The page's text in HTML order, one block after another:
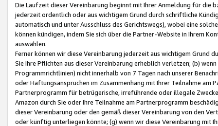
Die Laufzeit dieser Vereinbarung beginnt mit Ihrer Anmeldung für die
jederzeit ordentlich oder aus wichtigem Grund durch schriftliche
automatisch und unter Ausschluss des Gerichtswegs), wobei eine
können kündigen, indem Sie sich über die Partner-Website in Ihrem
auswählen.
Ferner können wir diese Vereinbarung jederzeit aus wichtigem Grund
Sie Ihre Pflichten aus dieser Vereinbarung erheblich verletzen; (b)
Programmrichtlinien) nicht innerhalb von 7 Tagen nach unserer
oder Haftungsansprüchen im Zusammenhang mit Ihrer Teilnahme am
Partnerprogramm für betrügerische, irreführende oder illegale
Amazon durch Sie oder Ihre Teilnahme am Partnerprogramm
dieser Vereinbarung oder den gemäß dieser Vereinbarung von den
oder künftig unterliegen könnte; (g) wenn wir diese Vereinbarung mit